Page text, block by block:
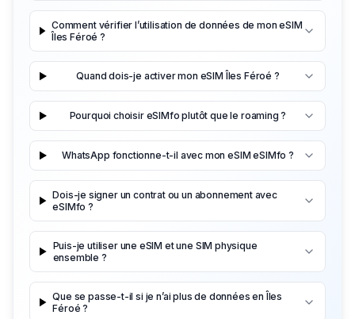
Comment vérifier l’utilisation de données de mon eSIM
Îles Féroé ?
Quand dois-je activer mon eSIM Îles Féroé ?
Pourquoi choisir eSIMfo plutôt que le roaming ?
WhatsApp fonctionne-t-il avec mon eSIM eSIMfo ?
Dois-je signer un contrat ou un abonnement avec
eSIMfo ?
Puis-je utiliser une eSIM et une SIM physique
ensemble ?
Que se passe-t-il si je n’ai plus de données en Îles
Féroé ?